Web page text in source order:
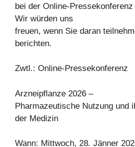
bei der Online-
Wir würden uns
freuen, wenn Sie daran
berichten.
Zwtl.: Online-Pressekonferenz
Arzneipflanze 2026 –
Pharmazeutische Nutzung und
der Medizin
Wann: Mittwoch, 28. Jänner